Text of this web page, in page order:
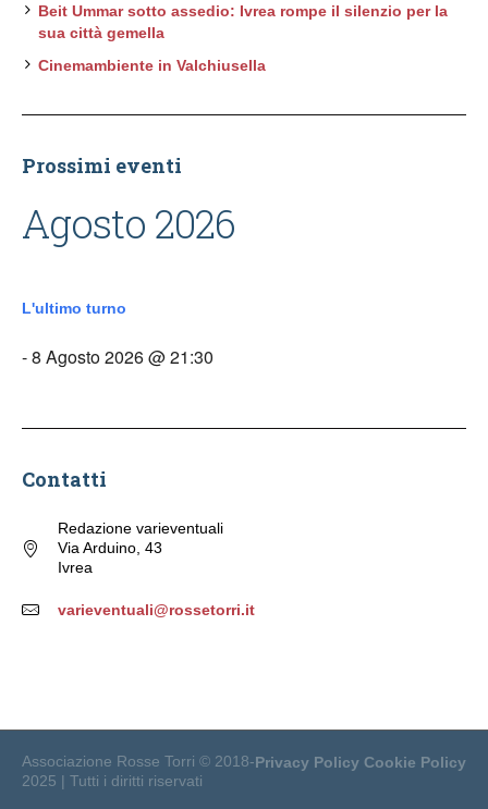
Beit Ummar sotto assedio: Ivrea rompe il silenzio per la
sua città gemella
Cinemambiente in Valchiusella
Prossimi eventi
Agosto 2026
L'ultimo turno
- 8 Agosto 2026 @ 21:30
Contatti
Redazione varieventuali
Via Arduino, 43
Ivrea
varieventuali@rossetorri.it
Privacy Policy Cookie Policy
Associazione Rosse Torri © 2018-
2025 | Tutti i diritti riservati